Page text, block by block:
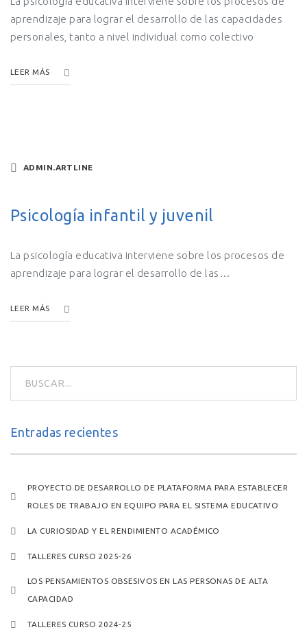
aprendizaje para lograr el desarrollo de las capacidades
personales, tanto a nivel individual como colectivo
LEER MÁS
ADMIN.ARTLINE
Psicología infantil y juvenil
La psicología educativa interviene sobre los procesos de
aprendizaje para lograr el desarrollo de las…
LEER MÁS
Entradas recientes
PROYECTO DE DESARROLLO DE PLATAFORMA PARA ESTABLECER
ROLES DE TRABAJO EN EQUIPO PARA EL SISTEMA EDUCATIVO
LA CURIOSIDAD Y EL RENDIMIENTO ACADÉMICO
TALLERES CURSO 2025-26
LOS PENSAMIENTOS OBSESIVOS EN LAS PERSONAS DE ALTA
CAPACIDAD
TALLERES CURSO 2024-25